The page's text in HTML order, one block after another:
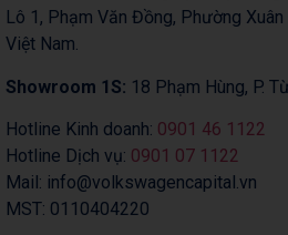
Lô 1, Phạm Văn Đồng, Phường
Việt Nam.
Showroom 1S: 18 Phạm Hùng, P.
Hotline Kinh doanh: 0901 46 1122
Hotline Dịch vụ: 0901 07 1122
Mail: info@volkswagencapital.vn
MST: 0110404220